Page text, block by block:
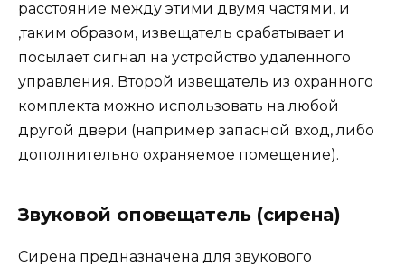
расстояние между этими двумя частями, и
,таким образом, извещатель срабатывает и
посылает сигнал на устройство удаленного
управления. Второй извещатель из охранного
комплекта можно использовать на любой
другой двери (например запасной вход, либо
дополнительно охраняемое помещение).
Звуковой оповещатель (сирена)
Сирена предназначена для звукового